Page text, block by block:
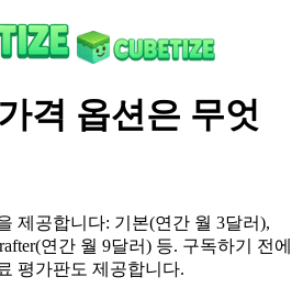
격 옵션은 무엇
제공합니다: 기본(연간 월 3달러),
연간 월 9달러) 등. 구독하기 전에
평가판도 제공합니다.